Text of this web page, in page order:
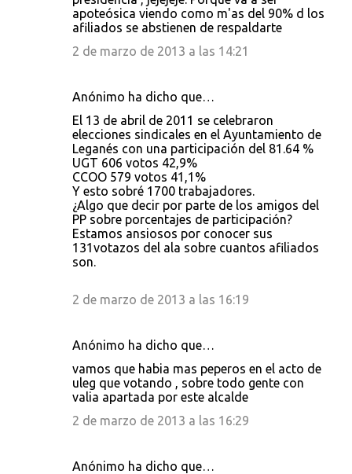
apoteósica viendo como m'as del 90% d los
afiliados se abstienen de respaldarte
2 de marzo de 2013 a las 14:21
Anónimo ha dicho que…
El 13 de abril de 2011 se celebraron
elecciones sindicales en el Ayuntamiento de
Leganés con una participación del 81.64 %
UGT 606 votos 42,9%
CCOO 579 votos 41,1%
Y esto sobré 1700 trabajadores.
¿Algo que decir por parte de los amigos del
PP sobre porcentajes de participación?
Estamos ansiosos por conocer sus
131votazos del ala sobre cuantos afiliados
son.
2 de marzo de 2013 a las 16:19
Anónimo ha dicho que…
vamos que habia mas peperos en el acto de
uleg que votando , sobre todo gente con
valia apartada por este alcalde
2 de marzo de 2013 a las 16:29
Anónimo ha dicho que…